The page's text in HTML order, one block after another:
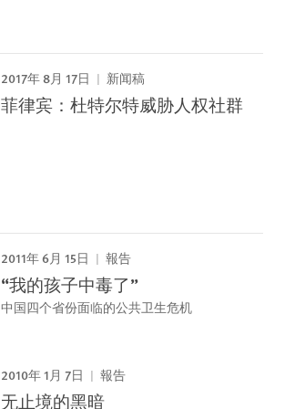
2017年 8月 17日 新闻稿
菲律宾：杜特尔特威胁人权社群
2011年 6月 15日 報告
“我的孩子中毒了”
中国四个省份面临的公共卫生危机
2010年 1月 7日 報告
无止境的黑暗